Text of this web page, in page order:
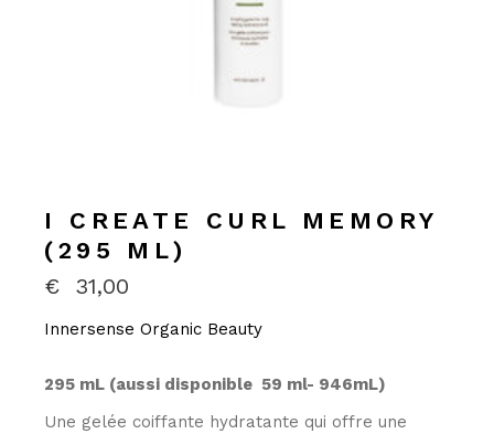
I CREATE CURL MEMORY
(295 ML)
€ 31,00
Innersense Organic Beauty
295 mL (aussi disponible 59 ml- 946mL)
Une gelée coiffante hydratante qui offre une